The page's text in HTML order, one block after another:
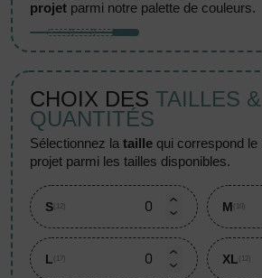
projet parmi notre palette de couleurs.
CHOIX DES TAILLES &
QUANTITÉS
sélectionnez lataille qui correspond
projet parmi les tailles disponibles.
S (12) M (10)
L (17) XL (12)